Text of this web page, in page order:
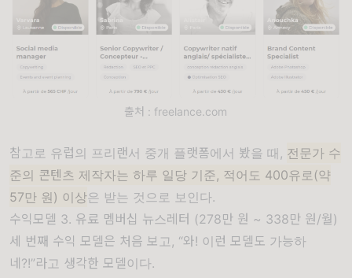
출처 : freelance.com
참고로 유럽의 프리랜서 중개 플랫폼에서 봤을 때, 전문가 수
준의 콘텐츠 제작자는 하루 일당 기준, 적어도 400유로(약
57만 원) 이상은 받는 것으로 보인다.
수익모델 3. 유료 멤버십 뉴스레터 (278만 원 ~ 338만 원/월)
세 번째 수익 모델은 처음 보고, “와! 이런 모델도 가능하
네?!”라고 생각한 모델이다.